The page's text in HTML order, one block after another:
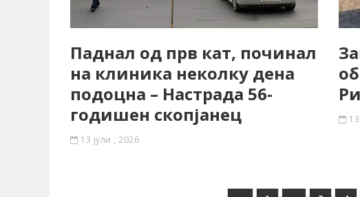
Паднал од прв кат, починал
на клиника неколку дена
подоцна – Настрада 56-
годишен скопјанец
13 јули , 2026